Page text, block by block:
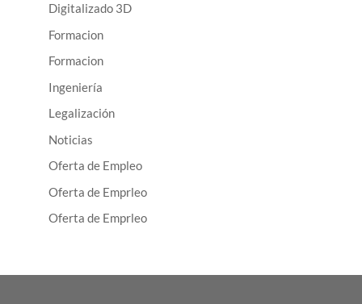
Digitalizado 3D
Formacion
Formacion
Ingeniería
Legalización
Noticias
Oferta de Empleo
Oferta de Emprleo
Oferta de Emprleo